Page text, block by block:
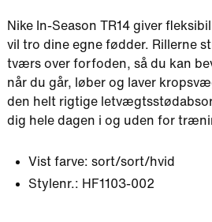
Nike In-Season TR14 giver
vil tro dine egne fødder. Rillerne
tværs over forfoden, så du kan
når du går, løber og laver
den helt rigtige
dig hele dagen i og uden for
Vist farve: sort/sort/hvid
Stylenr.: HF1103-002